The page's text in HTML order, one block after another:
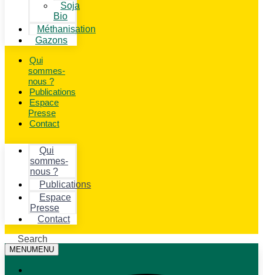
Soja
Bio
Méthanisation
Gazons
Qui
sommes-
nous ?
Publications
Espace
Presse
Contact
Qui
sommes-
nous ?
Publications
Espace
Presse
Contact
Search
MENUMENU